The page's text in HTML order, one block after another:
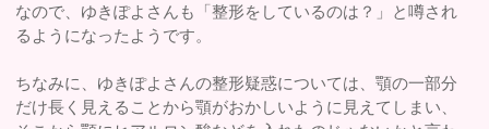
なので、ゆきぽよさんも「整形をしているのは？」と噂され
るようになったようです。
ちなみに、ゆきぽよさんの整形疑惑については、顎の一部分
だけ長く見えることから顎がおかしいように見えてしまい、